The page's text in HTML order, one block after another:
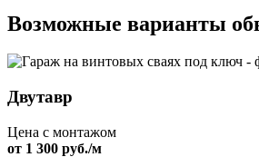
Возможные варианты
Двутавр
Цена с монтажом
от 1 300 руб./м